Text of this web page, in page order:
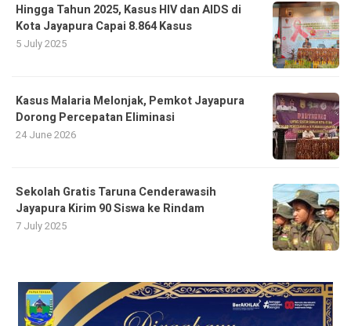
Hingga Tahun 2025, Kasus HIV dan AIDS di
Kota Jayapura Capai 8.864 Kasus
5 July 2025
Kasus Malaria Melonjak, Pemkot Jayapura
Dorong Percepatan Eliminasi
24 June 2026
Sekolah Gratis Taruna Cenderawasih
Jayapura Kirim 90 Siswa ke Rindam
7 July 2025